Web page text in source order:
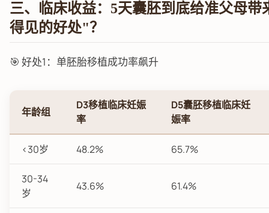
三、临床收益：5天囊胚到底给准父母带
得见的好处"？
🎯 好处1：单胚胎移植成功率飙升
年龄组
D3移植临床妊娠
率
D5囊胚移植临床妊
娠率
<30岁 48.2% 65.7%
30-34
岁
43.6% 61.4%